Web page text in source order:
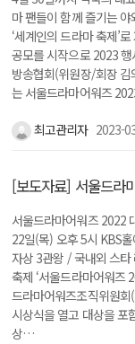
마 팬들이 함께 즐기는
‘세계인의 드라마 축제’
공모를 시작으로 2023
방송협회(위원장/회장
는 서울드라마어워즈
최고관리자 2023-
[보도자료] 서울드라
서울드라마어워즈 2022
22일(목) 오후 5시 KBS
자상 3관왕 / 국내외 스
축제 ‘서울드라마어워즈
드라마어워즈조직위원
시상식을 열고 대상을 포
상…